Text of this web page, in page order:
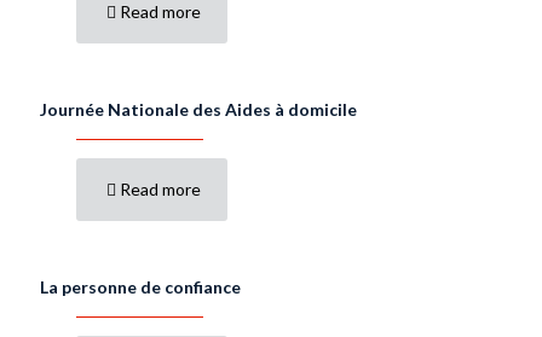
Read more
Journée Nationale des Aides à domicile
Read more
La personne de confiance